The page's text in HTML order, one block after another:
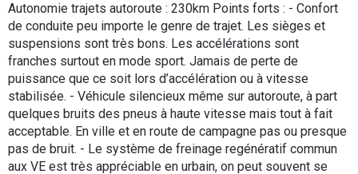
Marques
Autonomie trajets autoroute : 230km Points forts : - Confort
de conduite peu importe le genre de trajet. Les sièges et
suspensions sont très bons. Les accélérations sont
franches surtout en mode sport. Jamais de perte de
puissance que ce soit lors d’accélération ou à vitesse
stabilisée. - Véhicule silencieux même sur autoroute, à part
quelques bruits des pneus à haute vitesse mais tout à fait
acceptable. En ville et en route de campagne pas ou presque
pas de bruit. - Le système de freinage regénératif commun
aux VE est très appréciable en urbain, on peut souvent se